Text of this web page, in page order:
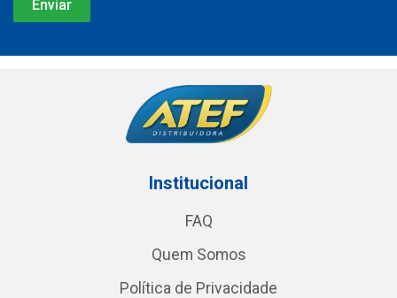
Institucional
FAQ
Quem Somos
Política de Privacidade